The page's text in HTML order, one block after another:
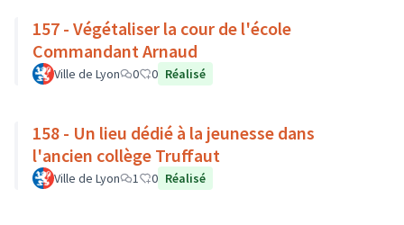
157 - Végétaliser la cour de l'école
Commandant Arnaud
Ville de Lyon 0 0 Réalisé
158 - Un lieu dédié à la jeunesse dans
l'ancien collège Truffaut
Ville de Lyon 1 0 Réalisé